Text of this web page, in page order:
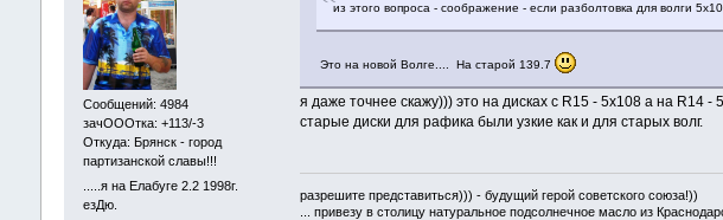
Сообщений: 4984
зачОООтка: +113/-3
Откуда: Брянск - город
партизанской славы!!!
.....я на Елабуге 2.2 1998г.
езДю.
из этого вопроса - соображение - если разболтовка для волги
Это на новой Волге.... На старой 139.7
я даже точнее скажу))) это на дисках с R15 - 5х108 а на R14
старые диски для рафика были узкие как и для старых волг.
разрешите представиться))) - будущий герой советского союза!))
... привезу в столицу натуральное подсолнечное масло из